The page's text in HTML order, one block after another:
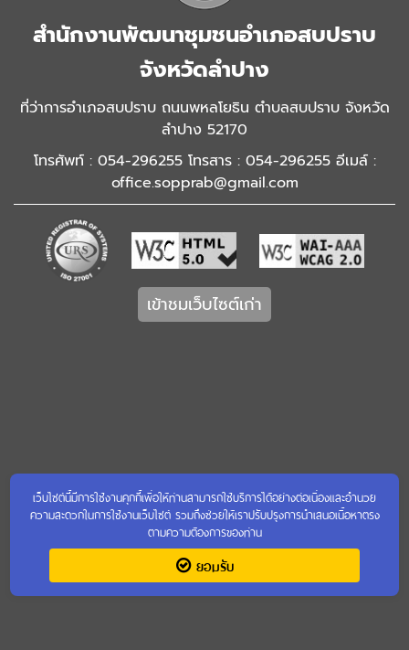
สำนักงานพัฒนาชุมชนอำเภอสบปราบ
จังหวัดลำปาง
ที่ว่าการอำเภอสบปราบ ถนนพหลโยธิน ตำบลสบปราบ จังหวัด
ลำปาง 52170
โทรศัพท์ : 054-296255 โทรสาร : 054-296255 อีเมล์ :
office.sopprab@gmail.com
เข้าชมเว็บไซต์เก่า
เว็บไซต์นี้มีการใช้งานคุกกี้เพื่อให้ท่านสามารถใช้บริการได้อย่างต่อเนื่องและอำนวย
ความสะดวกในการใช้งานเว็บไซต์ รวมถึงช่วยให้เราปรับปรุงการนำเสนอเนื้อหาตรง
ตามความต้องการของท่าน
ยอมรับ